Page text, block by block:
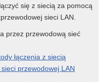
się z siecią za pomocą
sieci LAN.
przez przewodową sieć
łączenia z siecią
sieci przewodowej LAN